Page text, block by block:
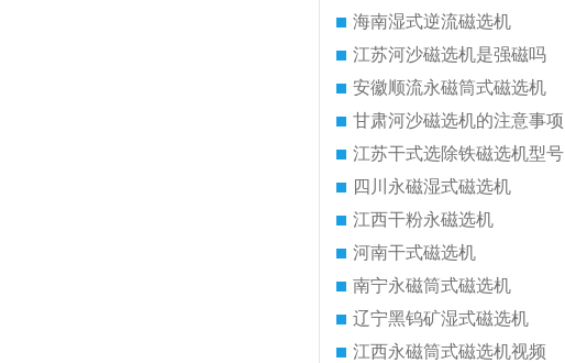
海南湿式逆流磁选机
江苏河沙磁选机是强磁吗
安徽顺流永磁筒式磁选机
甘肃河沙磁选机的注意事项
江苏干式选除铁磁选机型号
四川永磁湿式磁选机
江西干粉永磁选机
河南干式磁选机
南宁永磁筒式磁选机
辽宁黑钨矿湿式磁选机
江西永磁筒式磁选机视频